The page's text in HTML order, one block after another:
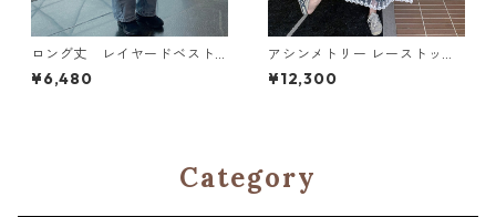
ロング丈 レイヤードベスト
N VB101
¥6,480
アシンメトリー レーストップ
& チェック柄スカート セット
アップ M 250250
¥12,300
Category